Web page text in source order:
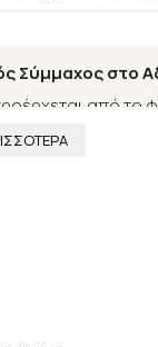
Σύμμαχος στο
από το